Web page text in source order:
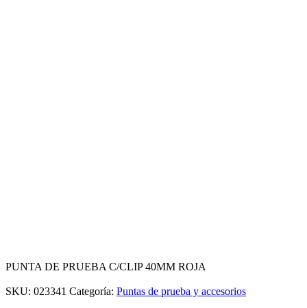
PUNTA DE PRUEBA C/CLIP 40MM ROJA
SKU: 023341 Categoría: Puntas de prueba y accesorios